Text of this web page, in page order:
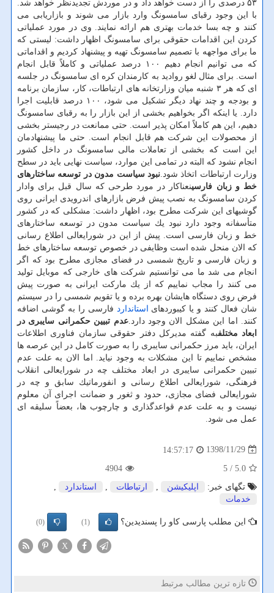
۵۳ درصدی را از دست خواهد داد و در موردش تجدیدنظر خواهد شد.
با این وجود رقبای سامسونگ وارد بازار می شوند و بازاریابی می
كنند و چه بسا خدمات بهتری هم ارائه نمایند. وی در مورد عملیاتی
كردن این اقدامات حقوقی برای سامسونگ اظهار داشت: لیستی كه
ما برای مواجهه با تصمیم سامسونگ تهیه و پیشنهاد كردیم و اقداماتی
كه می توانیم انجام دهیم ۱۰۰ درصد عملیاتی و كاملاً قابل انجام
است. برای مثال لغو روادید به كارمندان كره ای سامسونگ در جلسه
ای كه هر ۳ شنبه میان وزارتخانه های ارتباطات، كار، سازمان برنامه
و بودجه و چند نهاد دیگر تشكیل می شود، ۱۰۰ درصد قابلیت اجرا
دارد. یا اینكه اگر بخواهیم بخشی از این بازار را به رقبای سامسونگ
دهیم، این هم كاملاً امكان پذیر است. حتی ممانعت در رجیستر بخشی
از محصولات این شركت هم قابل انجام است. حتی ما پیشنهادمان
این است كه بخشی از تعاملات مالی سامسونگ در داخل كشور
انجام نشود كه البته در تمامی این موارد، سیاست نهایی باید در سطح
وزارت ارتباطات اتخاذ شود.نبود سیاست مدون در توسعه ساختارهای
خط و زبان فارسینعناكار در مورد طرحی كه سال قبل برای وادار
كردن سامسونگ به نصب پیش فرض بازارهای اندرویدی ایرانی روی
گوشیهای این شركت مطرح بود، اظهار داشت: مشكلی كه در كشور
متأسفانه وجود دارد نبود یك سیاست مدون در توسعه ساختارهای
خط و زبان فارسی است. پیش از این در شورایعالی اطلاع رسانی
كه الان منحل شده است وظایفی در خصوص توسعه ساختارهای خط
و زبان فارسی و تاریخ شمسی در فضای مجازی مطرح بود كه اگر
انجام می شد ما می توانستیم شركت های خارجی كه موبایل تولید
می كنند را مجاب نماییم كه از یك ماركت ایرانی به صورت پیش
فرض روی دستگاه هایشان بهره برده و یا تقویم شمسی را در سیستم
شان فعال كنند و یا كیبوردهای
استاندارد فارسی را به گوشی اضافه
كنند. اما این مشكل الان وجود دارد.عدم تبیین حكمرانی سایبری در
ابعاد مختلفبه گفته مدیركل دفتر حقوقی سازمان فناوری اطلاعات
ایران، باید مرز حكمرانی سایبری را به صورت كامل در این عرصه ها
مشخص نماییم تا این مشكلات به وجود نیاید. اما الان به علت عدم
تبیین حكمرانی سایبری در ابعاد مختلف چه در شورایعالی انقلاب
فرهنگی، شورایعالی اطلاع رسانی و انفورماتیك سابق و چه در
شورایعالی فضای مجازی، حدود و ثغور و ضمانت اجرای آن معلوم
نیست و به علت عدم قواعدگذاری و چارچوب ها، بعضاً سلیقه ای
عمل می شود.
1398/11/29
14:57:17
5.0
/ 5
4904
تگهای خبر:
اپلیكیشن , ارتباطات , استاندارد
,
خدمات
این مطلب پارسی کاو را پسندیدین؟ (1)
(0)
X
تازه ترین مطالب مرتبط